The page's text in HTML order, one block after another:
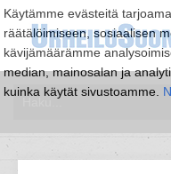
Käytämme evästeitä
räätälöimiseen, sosiaalisen
kävijämäärämme
median, mainosalan ja
kuinka käytät sivustoamme.